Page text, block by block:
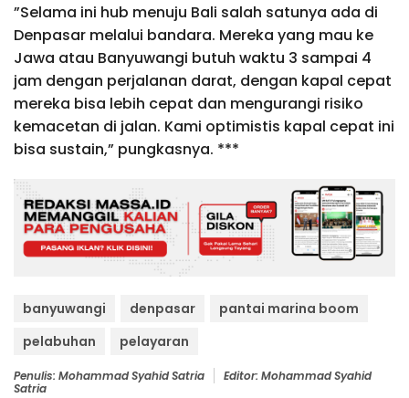
”Selama ini hub menuju Bali salah satunya ada di
Denpasar melalui bandara. Mereka yang mau ke
Jawa atau Banyuwangi butuh waktu 3 sampai 4
jam dengan perjalanan darat, dengan kapal cepat
mereka bisa lebih cepat dan mengurangi risiko
kemacetan di jalan. Kami optimistis kapal cepat ini
bisa sustain,” pungkasnya. ***
banyuwangi denpasar
pantai marina boom
pelabuhan
pelayaran
Penulis: Mohammad Syahid Satria
Editor: Mohammad Syahid
Satria